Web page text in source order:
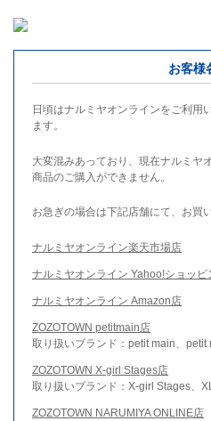
お客様
日頃はナルミヤオンラインをご利用
ます。
大変混みあっており、現在ナルミヤ
商品のご購入ができません。
お急ぎの場合は下記店舗にて、お買
ナルミヤオンライン楽天市場店
ナルミヤオンライン Yahoo!ショッピ
ナルミヤオンライン Amazon店
ZOZOTOWN petitmain店
取り扱いブランド：petit main、petit
ZOZOTOWN X-girl Stages店
取り扱いブランド：X-girl Stages、
ZOZOTOWN NARUMIYA ONLINE店